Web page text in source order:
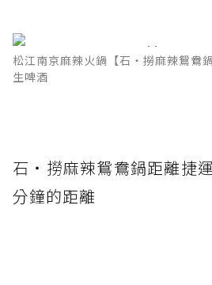
松江南京麻辣火鍋【石‧撈麻辣鴛鴦
生啤酒
石‧撈麻辣鴛鴦鍋距離捷
分鐘的距離